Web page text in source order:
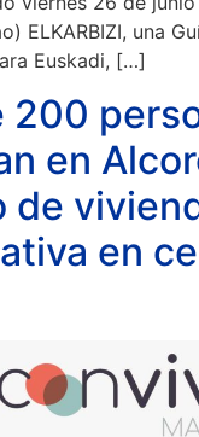
ELKARBIZI, una
Euskadi, […]
200
en
de
en